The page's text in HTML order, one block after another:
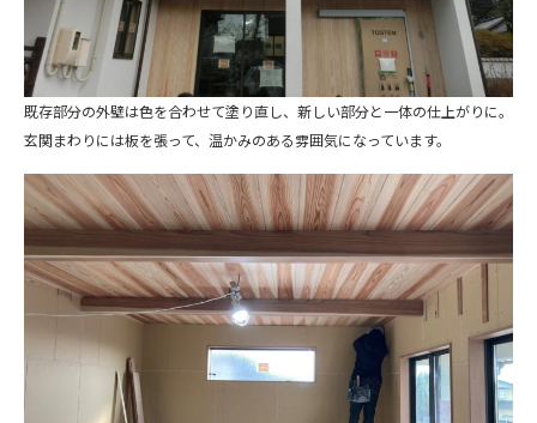
既存部分の外壁は色を合わせて塗り直し、新しい部分と一体の仕上がりに。
玄関まわりには板を張って、温かみのある雰囲気になっています。